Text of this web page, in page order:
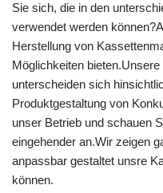
Sie sich, die in den
verwendet werden
Herstellung von
Möglichkeiten
unterscheiden sich
Produktgestaltung von
unser Betrieb und schauen
eingehender an.Wir zeigen
anpassbar gestaltet unsre
können.